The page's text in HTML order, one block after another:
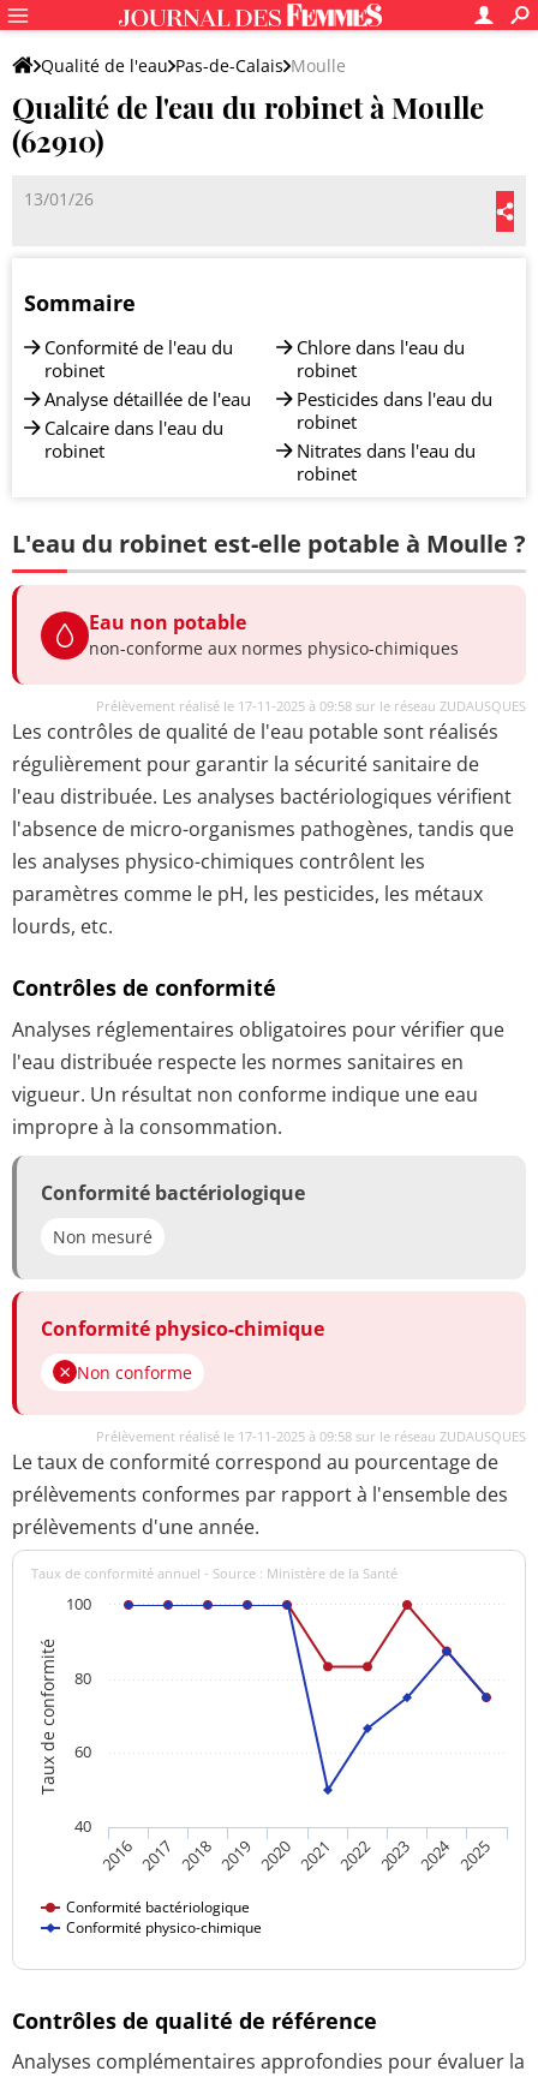
Qualité de l'eau Pas-de-Calais Moulle
Qualité de l'eau du robinet à Moulle
(62910)
13/01/26
Sommaire
Conformité de l'eau du
robinet
Analyse détaillée de l'eau
Calcaire dans l'eau du
robinet
Chlore dans l'eau du
robinet
Pesticides dans l'eau du
robinet
Nitrates dans l'eau du
robinet
L'eau du robinet est-elle potable à Moulle ?
Eau non potable
non-conforme aux normes physico-chimiques
Prélèvement réalisé le 17-11-2025 à 09:58 sur le réseau ZUDAUSQUES
Les contrôles de qualité de l'eau potable sont réalisés
régulièrement pour garantir la sécurité sanitaire de
l'eau distribuée. Les analyses bactériologiques vérifient
l'absence de micro-organismes pathogènes, tandis que
les analyses physico-chimiques contrôlent les
paramètres comme le pH, les pesticides, les métaux
lourds, etc.
Contrôles de conformité
Analyses réglementaires obligatoires pour vérifier que
l'eau distribuée respecte les normes sanitaires en
vigueur. Un résultat non conforme indique une eau
impropre à la consommation.
Conformité bactériologique
Non mesuré
Conformité physico-chimique
Non conforme
Prélèvement réalisé le 17-11-2025 à 09:58 sur le réseau ZUDAUSQUES
Le taux de conformité correspond au pourcentage de
prélèvements conformes par rapport à l'ensemble des
prélèvements d'une année.
Taux de conformité
Taux de conformité annuel - Source : Ministère de la Santé
Conformité bactériologique
Conformité physico-chimique
2016 2017 2018 2019 2020 2021 2022 2023 2024 2025
40
60
80
100
Contrôles de qualité de référence
Analyses complémentaires approfondies pour évaluer la